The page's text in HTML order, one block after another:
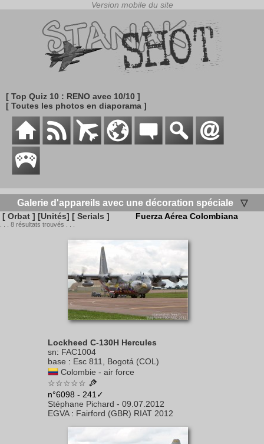
[ Top Quiz 10 : RENO avec 10/10 ]
[ Toutes les photos en diaporama ]
Galerie d'appareils avec une décoration spéciale ▽
[ Orbat ] [Unités] [ Serials ] Fuerza Aérea Colombiana
. . . 8 résultats trouvés . . .
Lockheed C-130H Hercules
sn: FAC1004
base : Esc 811, Bogotá (COL)
Colombie - air force
☆☆☆☆☆
n°6098 - 241✓
Stéphane Pichard - 09.07.2012
EGVA: Fairford (GBR) RIAT 2012